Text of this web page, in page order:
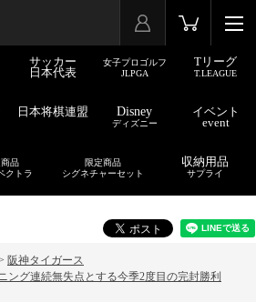
サッカー
日本代表
女子プロゴルフ
JLPGA
Tリーグ
T.LEAGUE
日本将棋連盟 Disney
ディズニー
イベント
event
品
クトラ
限定商品
シグネチャーセット
収納用品
サプライ
阪神タイガース
ング連続無失点とする今季2度目の完封勝利